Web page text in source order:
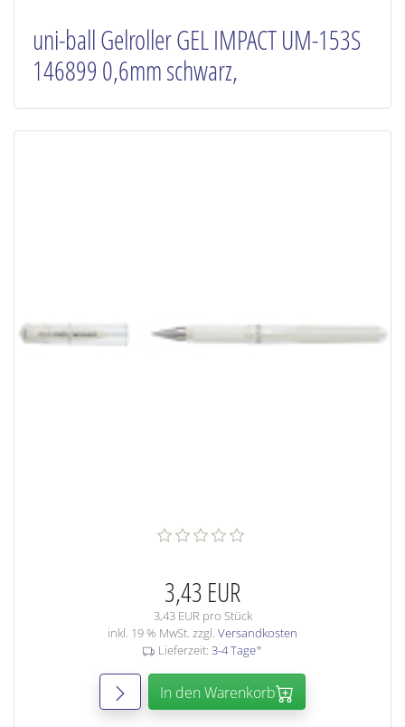
uni-ball Gelroller GEL IMPACT UM-153S
146899 0,6mm schwarz,
3,43 EUR
3,43 EUR pro Stück
inkl. 19 % MwSt. zzgl. Versandkosten
Lieferzeit: 3-4 Tage*
In den Warenkorb